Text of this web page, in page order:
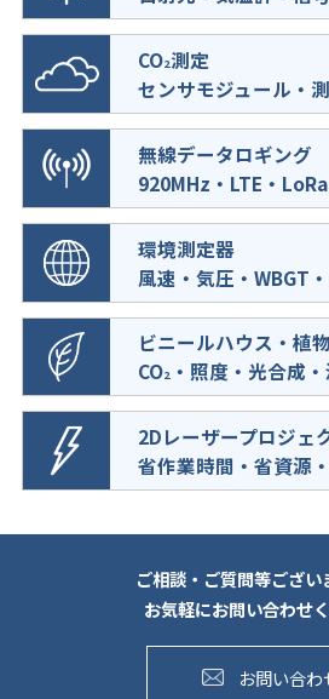
CO2測定
センサモジュール・
無線データロギング
920MHz・LTE・LoRa
環境測定器
風速・気圧・WBGT
ビニールハウス・植
CO2 ・照度・光合成
2Dレーザープロジェ
省作業時間・省資源
ご相談・ご質問等ござい
お気軽にお問い合わせく
お問い合わ